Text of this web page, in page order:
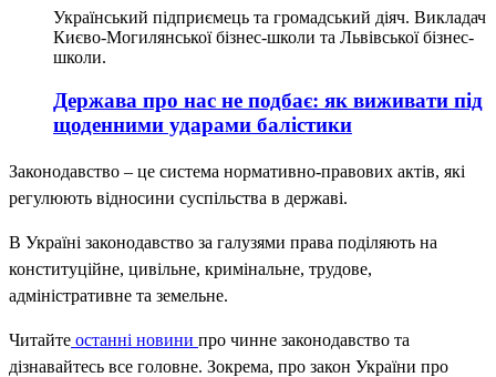
Український підприємець та громадський діяч. Викладач
Києво-Могилянської бізнес-школи та Львівської бізнес-
школи.
Держава про нас не подбає: як виживати під
щоденними ударами балістики
Законодавство – це система нормативно-правових актів, які
регулюють відносини суспільства в державі.
В Україні законодавство за галузями права поділяють на
конституційне, цивільне, кримінальне, трудове,
адміністративне та земельне.
Читайте останні новини про чинне законодавство та
дізнавайтесь все головне. Зокрема, про закон України про